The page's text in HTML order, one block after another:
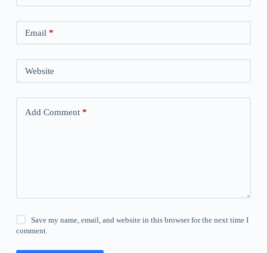
Email *
Website
Add Comment*
Save my name, email, and website in this browser for the next time I
comment.